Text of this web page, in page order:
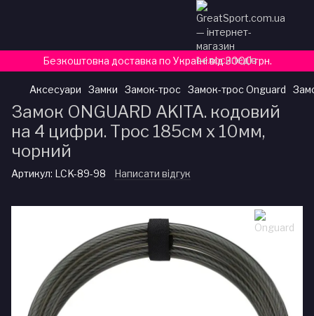
Безкоштовна доставка по Україні від 3000 грн.
Аксесуари Замки Замок-трос Замок-трос Onguard
Замок ONGUARD AKITA. кодовий
на 4 цифри. Трос 185см х 10мм,
чорний
Артикул: LCK-89-98 Написати відгук